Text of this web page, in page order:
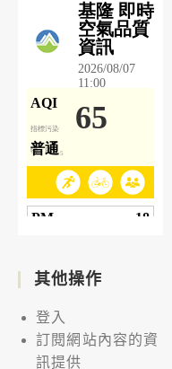
其他操作
登入
訂閱網站內容的資
訊提供